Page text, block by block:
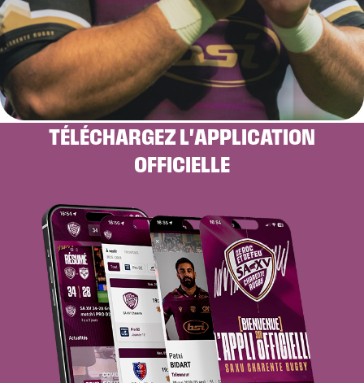
TÉLÉCHARGEZ L'APPLICATION
OFFICIELLE